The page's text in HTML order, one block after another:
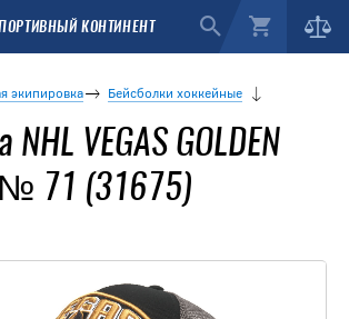
КОНТИНЕНТ
экипировка Бейсболки хоккейные
NHL VEGAS GOLDEN
№ 71 (31675)